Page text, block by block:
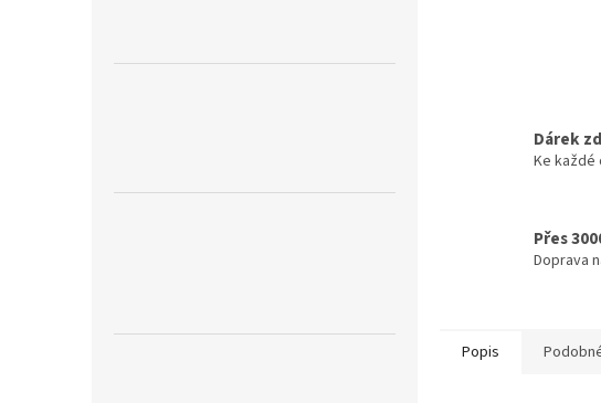
Dárek
Ke každé
Přes
Doprava
Popis